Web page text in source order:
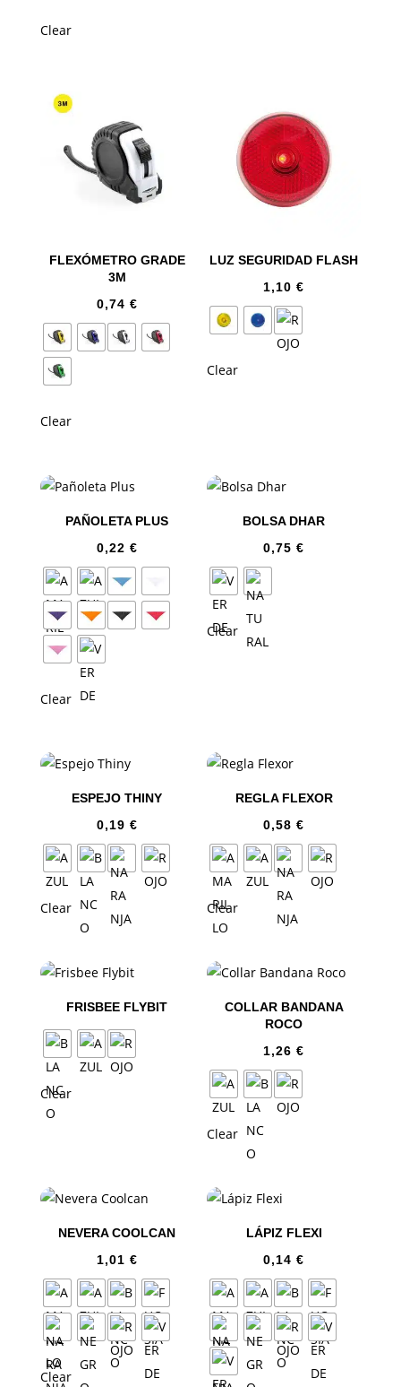
Clear
FLEXÓMETRO GRADE
3M
0,74 €
Clear
LUZ SEGURIDAD FLASH
1,10€
Clear
PAÑOLETA PLUS
0,22 €
Clear
BOLSA DHAR
0,75€
Clear
ESPEJO THINY
0,19 €
Clear
REGLA FLEXOR
0,58€
Clear
FRISBEE FLYBIT
Clear
COLLAR BANDANA
ROCO
1,26€
Clear
NEVERA COOLCAN
1,01 €
Clear
LÁPIZ FLEXI
0,14€